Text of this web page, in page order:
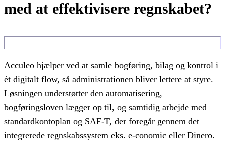
med at effektivisere regnskabet?
Acculeo hjælper ved at samle bogføring, bilag og kontrol i
ét digitalt flow, så administrationen bliver lettere at styre.
Løsningen understøtter den automatisering,
bogføringsloven lægger op til, og samtidig arbejde med
standardkontoplan og SAF-T, der foregår gennem det
integrerede regnskabssystem eks. e-conomic eller Dinero.